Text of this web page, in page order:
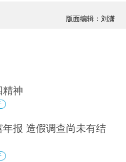
版面编辑：刘潇
精神
报 造假调查尚未有结